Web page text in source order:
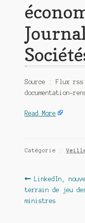
Source : Flux
documentation-
Read More
Catégorie :
de
Article
précédent :
LinkedIn,
terrain de jeu
ministres